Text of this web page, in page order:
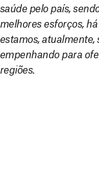
saúde pelo país,
melhores esforços,
estamos,
empenhando para
regiões.